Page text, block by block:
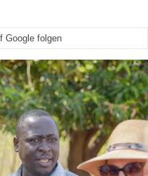
Google folgen